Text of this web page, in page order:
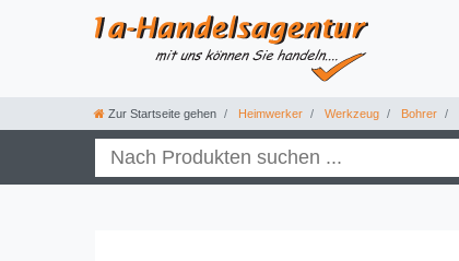
Zur Startseite gehen Heimwerker Werkzeug Bohrer